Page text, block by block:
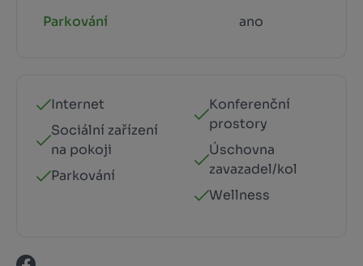
Parkování ano
Internet
Sociální zařízení
na pokoji
Parkování
Konferenční
prostory
Úschovna
zavazadel/kol
Wellness